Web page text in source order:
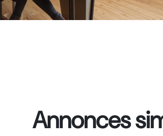
Annonces